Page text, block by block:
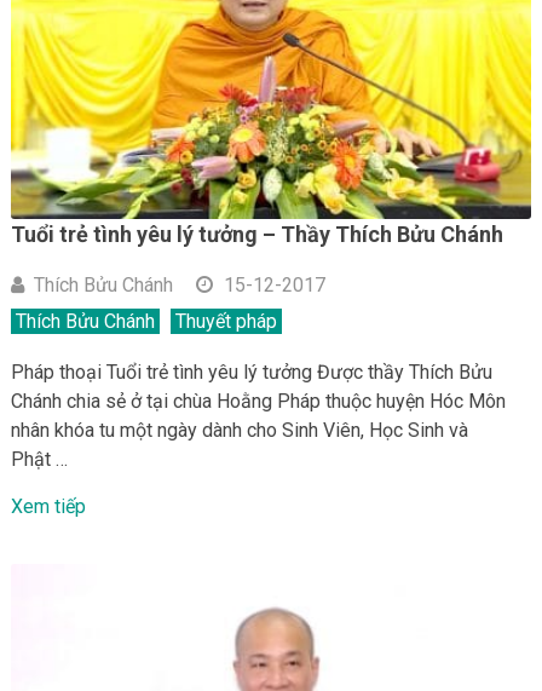
Tuổi trẻ tình yêu lý tưởng – Thầy Thích Bửu Chánh
Thích Bửu Chánh
15-12-2017
Thích Bửu Chánh
Thuyết pháp
Pháp thoại Tuổi trẻ tình yêu lý tưởng Được thầy Thích Bửu
Chánh chia sẻ ở tại chùa Hoằng Pháp thuộc huyện Hóc Môn
nhân khóa tu một ngày dành cho Sinh Viên, Học Sinh và
Phật …
Xem tiếp